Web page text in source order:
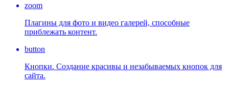
zoom
Плагины для фото и видео галерей, способные
приблежать контент.
button
Кнопки. Создание красивы и незабываемых кнопок для
сайта.